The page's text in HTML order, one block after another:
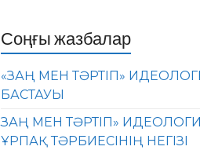
Соңғы жазбалар
«ЗАҢ МЕН ТӘРТІП»
БАСТАУЫ
ЗАҢ МЕН ТӘРТІП»
ҰРПАҚ ТӘРБИЕСІНІҢ НЕГІЗІ